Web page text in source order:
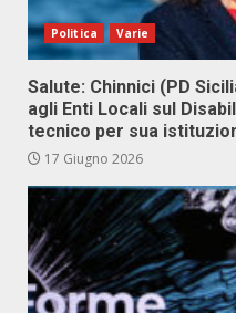
Politica Varie
Salute: Chinnici (PD
agli Enti Locali sul
tecnico per sua
17 Giugno 2026